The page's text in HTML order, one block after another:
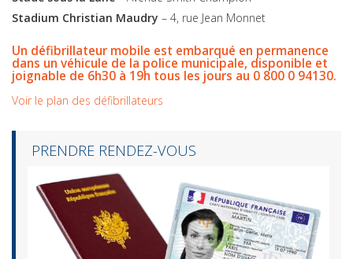
Stadium Christian Maudry – 4, rue Jean Monnet
Un défibrillateur mobile est embarqué en permanence
dans un véhicule de la police municipale, disponible et
joignable de 6h30 à 19h tous les jours au 0 800 0 94130.
Voir le plan des défibrillateurs
PRENDRE RENDEZ-VOUS